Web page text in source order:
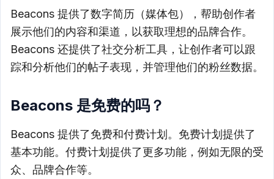
Beacons 提供了数字简历（媒体包），帮助创作者
展示他们的内容和渠道，以获取理想的品牌合作。
Beacons 还提供了社交分析工具，让创作者可以跟
踪和分析他们的帖子表现，并管理他们的粉丝数据。
Beacons 是免费的吗？
Beacons 提供了免费和付费计划。免费计划提供了
基本功能。付费计划提供了更多功能，例如无限的受
众、品牌合作等。